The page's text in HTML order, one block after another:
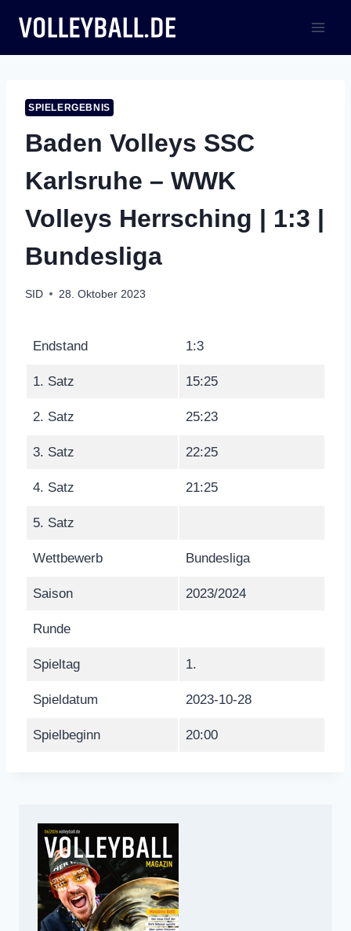
Inhalt
springen
SPIELERGEBNIS
Baden Volleys SSC
Karlsruhe – WWK
Volleys Herrsching | 1:3 |
Bundesliga
SID 28. Oktober 2023
Endstand 1:3
1. Satz 15:25
2. Satz 25:23
3. Satz 22:25
4. Satz 21:25
5. Satz
Wettbewerb Bundesliga
Saison 2023/2024
Runde
Spieltag 1.
Spieldatum 2023-10-28
Spielbeginn 20:00